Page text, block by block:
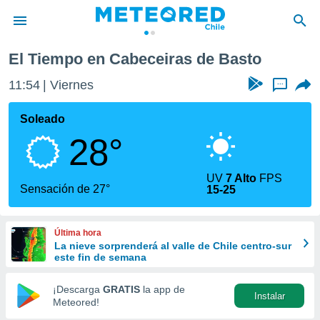
de
por
que se
calidad.
a este
las
y
forma
digital
basada
El Tiempo en Cabeceiras de Basto
11:54 Viernes ...
Soleado
28°
Sensación de 27°
UV7 Alto FPS
15-25
Última hora
La nieve sorprenderá al valle de Chile centro-sur
este fin de semana
¡Descarga GRATIS la app de
Meteored!
Instalar